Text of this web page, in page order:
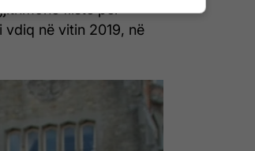
fliste për
vdiq në vitin 2019, në